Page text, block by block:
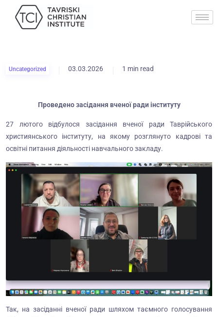
Uncategorized 03.03.2026 1 min read
Проведено засідання вченої ради інституту
27 лютого відбулося засідання вченої ради Таврійського
християнського інституту, на якому розглянуто кадрові та
освітні питання діяльності навчального закладу.
Так, на засіданні вченої ради шляхом таємного голосування